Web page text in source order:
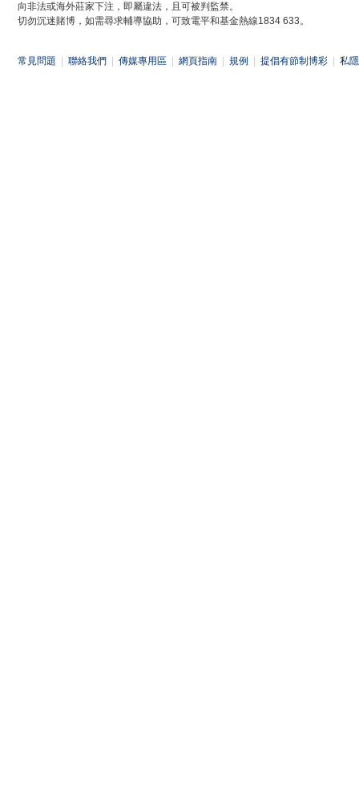
向非法或海外莊家下注，即屬違法，且可被判監禁。
切勿沉迷賭博，如需尋求輔導協助，可致電平和基金熱線1834 633。
常見問題 聯絡我們 傳媒專用區 網頁指南 規例 提倡有節制博彩 私